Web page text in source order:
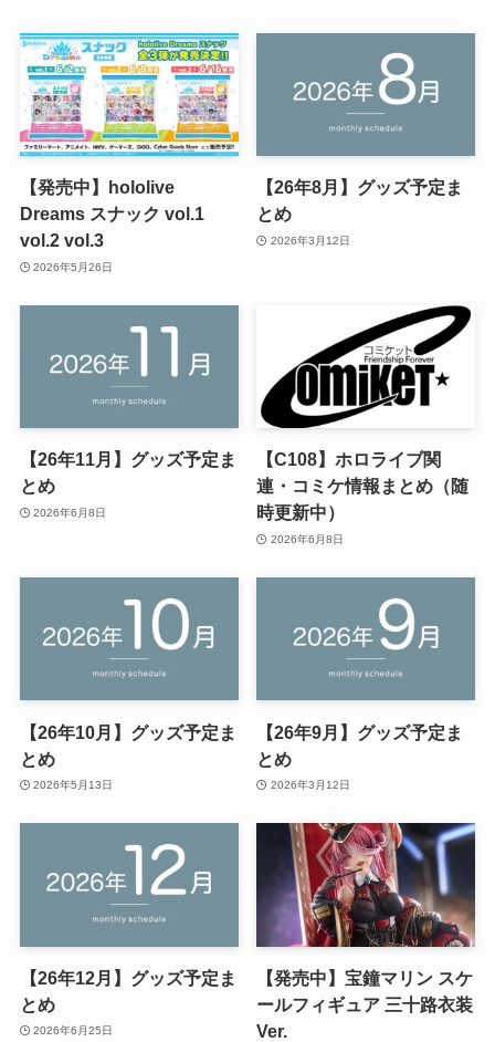
【発売中】hololive
Dreams スナック vol.1
vol.2 vol.3
2026年5月26日
【26年8月】グッズ予定ま
とめ
2026年3月12日
【26年11月】グッズ予定ま
とめ
2026年6月8日
【C108】ホロライブ関
連・コミケ情報まとめ（随
時更新中）
2026年6月8日
【26年10月】グッズ予定ま
とめ
2026年5月13日
【26年9月】グッズ予定ま
とめ
2026年3月12日
【26年12月】グッズ予定ま
とめ
2026年6月25日
【発売中】宝鐘マリン スケ
ールフィギュア 三十路衣装
Ver.